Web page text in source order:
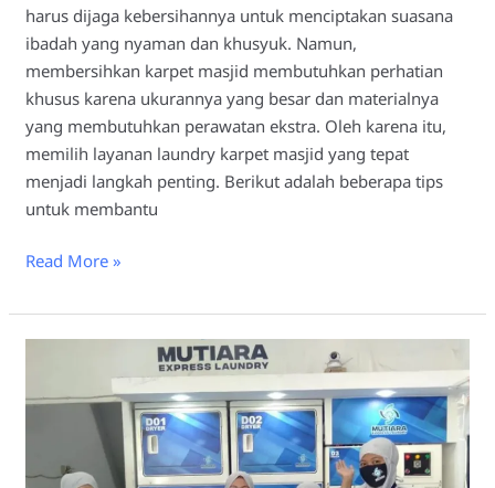
harus dijaga kebersihannya untuk menciptakan suasana
ibadah yang nyaman dan khusyuk. Namun,
membersihkan karpet masjid membutuhkan perhatian
khusus karena ukurannya yang besar dan materialnya
yang membutuhkan perawatan ekstra. Oleh karena itu,
memilih layanan laundry karpet masjid yang tepat
menjadi langkah penting. Berikut adalah beberapa tips
untuk membantu
Read More »
Menggunakan
Laundry
Masjid